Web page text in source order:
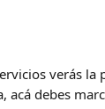
verás la
acá debes